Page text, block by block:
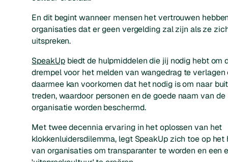
En dit begint wanneer mensen het vertrouwen
organisaties dat er geen vergelding zal zijn als ze
uitspreken.
SpeakUpbiedt de hulpmiddelen die jij nodig hebt om
drempel voor het melden van wangedrag te verlagen
daarmee kan voorkomen dat het nodig is om naar
treden, waardoor personen en de goede naam van de
organisatie worden beschermd.
Met twee decennia ervaring in het oplossen van het
klokkenluidersdilemma, legt SpeakUp zich toe op het
van organisaties om transparanter te worden en een